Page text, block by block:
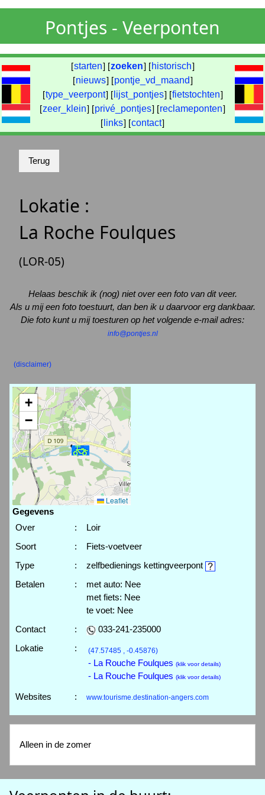
Pontjes - Veerponten
[starten] [zoeken] [ historisch]
[nieuws] [pontje_vd_maand]
[type_veerpont] [ lijst_pontjes] [fietstochten]
[zeer_klein] [privé_pontjes] [reclameponten]
[ links] [contact]
Lokatie :
La Roche Foulques
(LOR-05)
Helaas beschik ik (nog) niet over een foto van dit veer.
Als u mij een foto toestuurt, dan ben ik u daarvoor erg dankbaar.
Die foto kunt u mij toesturen op het volgende e-mail adres:
info@pontjes.nl
(disclaimer)
+
−
Leaflet
Gegevens
Over
:
Loir
Soort
:
Fiets-voetveer
Type
:
zelfbedienings kettingveerpont
Betalen
:
met auto: Nee
met fiets: Nee
te voet: Nee
Contact
:
033-241-235000
Lokatie
: (47.57485 , -0.45876)
- La Rouche Foulques (klik voor details)
- La Rouche Foulques (klik voor details)
Websites : www.tourisme.destination-angers.com
Alleen in de zomer